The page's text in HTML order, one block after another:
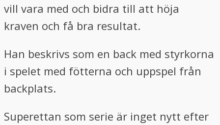
vill vara med och bidra till att höja
kraven och få bra resultat.
Han beskrivs som en back med styrkorna
i spelet med fötterna och uppspel från
backplats.
Superettan som serie är inget nytt efter